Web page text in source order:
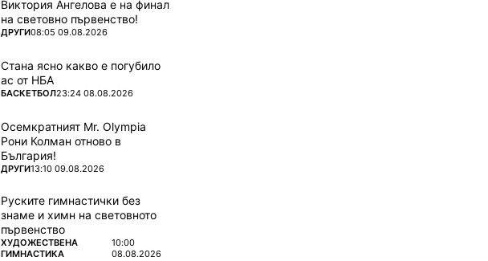
Виктория Ангелова е на финал
на световно първенство!
ПОВЕЧЕ ОТ
ДРУГИ08:05 09.08.2026
Стана ясно какво е погубило
ас от НБА
ПОВЕЧЕ ОТ
БАСКЕТБОЛ23:24 08.08.2026
Осемкратният Mr. Olympia
Рони Колман отново в
България!
ПОВЕЧЕ ОТ
ДРУГИ13:10 09.08.2026
Руските гимнастички без
знаме и химн на световното
първенство
ПОВЕЧЕ ОТ
ХУДОЖЕСТВЕНА
ГИМНАСТИКА
10:00
08.08.2026